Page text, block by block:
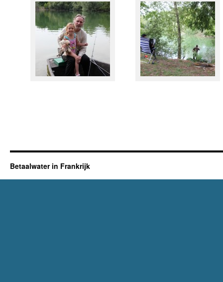
Betaalwater in Frankrijk